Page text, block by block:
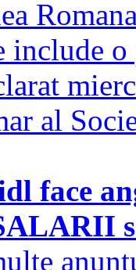
include
al
face